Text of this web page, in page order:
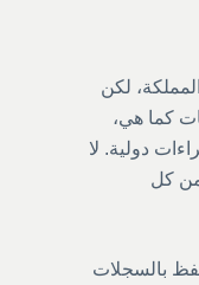
لكن
كما هي،
دولية. لا
كل
بالسجلات